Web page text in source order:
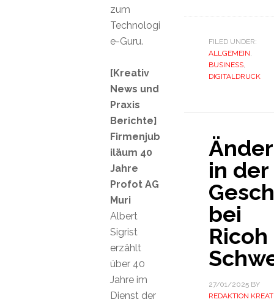
FILED UNDER:
ALLGEMEIN,
BUSINESS,
DIGITALDRUCK
in der
bei
Ricoh
27/01/2025BY
REDAKTION
zum
Technologi
e-Guru.
[Kreativ
News und
Praxis
Berichte]
Firmenjub
iläum 40
Jahre
Profot AG
Muri
Albert
Sigrist
erzählt
über 40
Jahre im
Dienst der